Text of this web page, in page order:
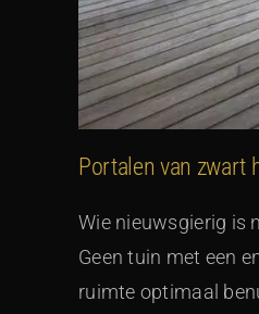
Portalen van zwart
Wie nieuwsgierig is
Geen tuin met een
ruimte optimaal